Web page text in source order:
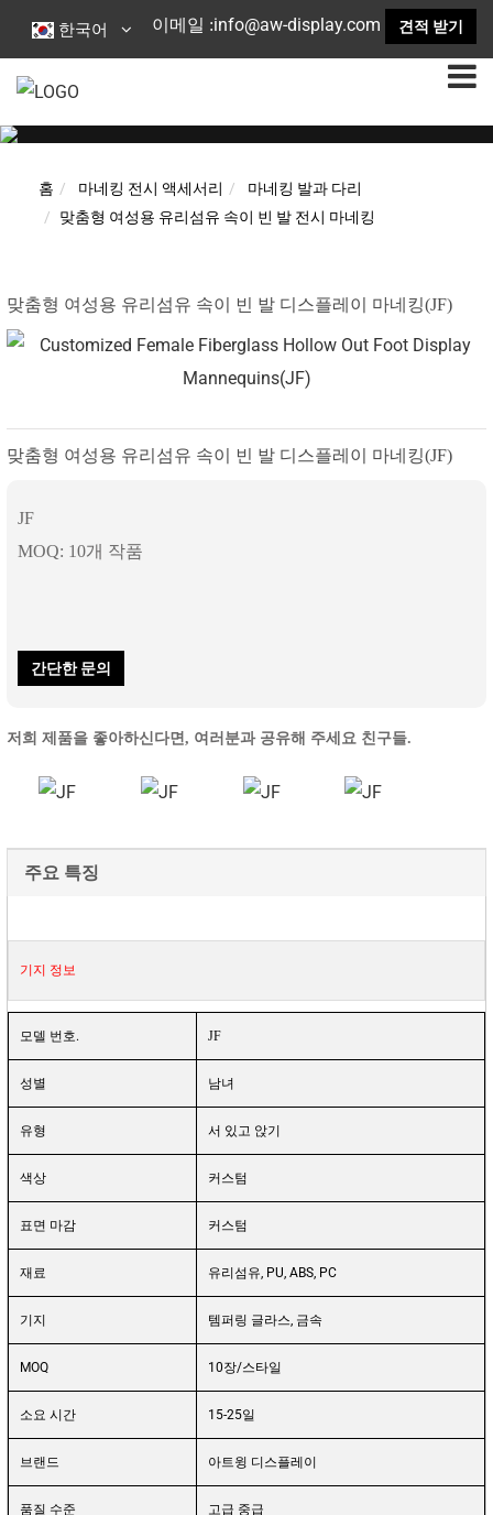
한국어 이메일 :info@aw-display.com 견적 받기
홈 마네킹 전시 액세서리
마네킹 발과 다리
맞춤형 여성용 유리섬유 속이 빈 발 전시 마네킹
맞춤형 여성용 유리섬유 속이 빈 발 디스플레이 마네킹(JF)
맞춤형 여성용 유리섬유 속이 빈 발 디스플레이 마네킹(JF)
JF
MOQ: 10개 작품
간단한 문의
저희 제품을 좋아하신다면, 여러분과 공유해 주세요 친구들.
주요 특징
기지 정보
모델 번호. JF
성별 남녀
유형 서 있고 앉기
색상 커스텀
표면 마감 커스텀
재료 유리섬유, PU, ABS, PC
기지 템퍼링 글라스, 금속
MOQ 10장/스타일
소요 시간 15-25일
브랜드 아트윙 디스플레이
품질 수준 고급 중급